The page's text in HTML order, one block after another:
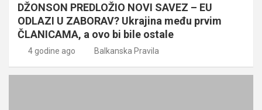
DŽONSON PREDLOŽIO NOVI SAVEZ – EU
ODLAZI U ZABORAV? Ukrajina među prvim
ČLANICAMA, a ovo bi bile ostale
4 godine ago Balkanska Pravila